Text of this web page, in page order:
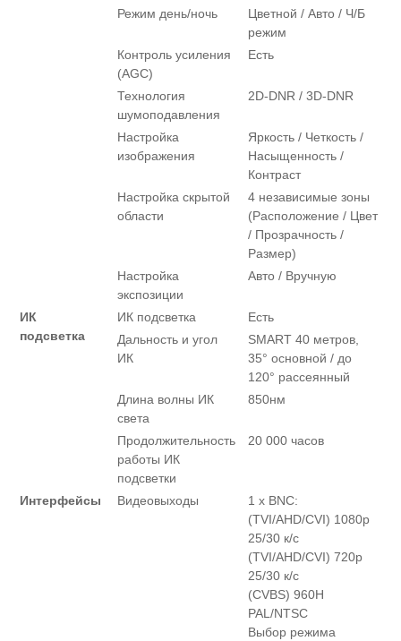
Режим день/ночь
Цветной / Авто / Ч/Б
режим
Контроль усиления
(AGC)
Есть
Технология
шумоподавления
2D-DNR / 3D-DNR
Настройка
изображения
Яркость / Четкость /
Насыщенность /
Контраст
Настройка скрытой
области
4 независимые зоны
(Расположение / Цвет
/ Прозрачность /
Размер)
Настройка
экспозиции
Авто / Вручную
ИК
подсветка
ИК подсветка
Есть
Дальность и угол
ИК
SMART 40 метров,
35° основной / до
120° рассеянный
Длина волны ИК
света
850нм
Продолжительность
работы ИК
подсветки
20 000 часов
Интерфейсы Видеовыходы
1 x BNC:
(TVI/AHD/CVI) 1080p
25/30 к/с
(TVI/AHD/CVI) 720p
25/30 к/с
(CVBS) 960H
PAL/NTSC
Выбор режима